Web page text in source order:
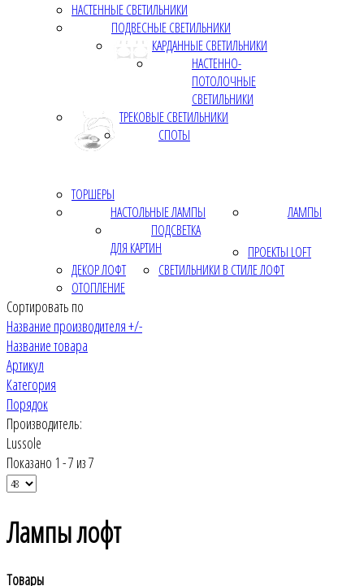
НАСТЕННЫЕ СВЕТИЛЬНИКИ
ПОДВЕСНЫЕ СВЕТИЛЬНИКИ
КАРДАННЫЕ СВЕТИЛЬНИКИ
НАСТЕННО-
ПОТОЛОЧНЫЕ
СВЕТИЛЬНИКИ
ТРЕКОВЫЕ СВЕТИЛЬНИКИ
СПОТЫ
ТОРШЕРЫ
НАСТОЛЬНЫЕ ЛАМПЫ
ПОДСВЕТКА
ДЛЯ КАРТИН
ЛАМПЫ
ПРОЕКТЫ LOFT
ДЕКОР ЛОФТ
СВЕТИЛЬНИКИ В СТИЛЕ ЛОФТ
ОТОПЛЕНИЕ
Сортировать по
Название производителя +/-
Название товара
Артикул
Категория
Порядок
Производитель:
Lussole
Показано 1 - 7 из 7
Лампы лофт
Товары